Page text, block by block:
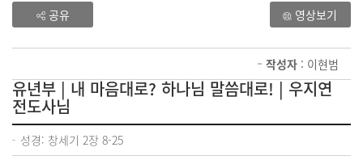
공유 영상보기
작성자 : 이현범
유년부 | 내 마음대로? 하나님 말씀대로! | 우지연
전도사님
성경: 창세기 2장 8-25